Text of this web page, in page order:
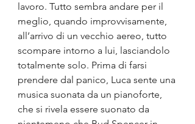
lavoro. Tutto sembra andare per il
meglio, quando improvvisamente,
all’arrivo di un vecchio aereo, tutto
scompare intorno a lui, lasciandolo
totalmente solo. Prima di farsi
prendere dal panico, Luca sente una
musica suonata da un pianoforte,
che si rivela essere suonato da